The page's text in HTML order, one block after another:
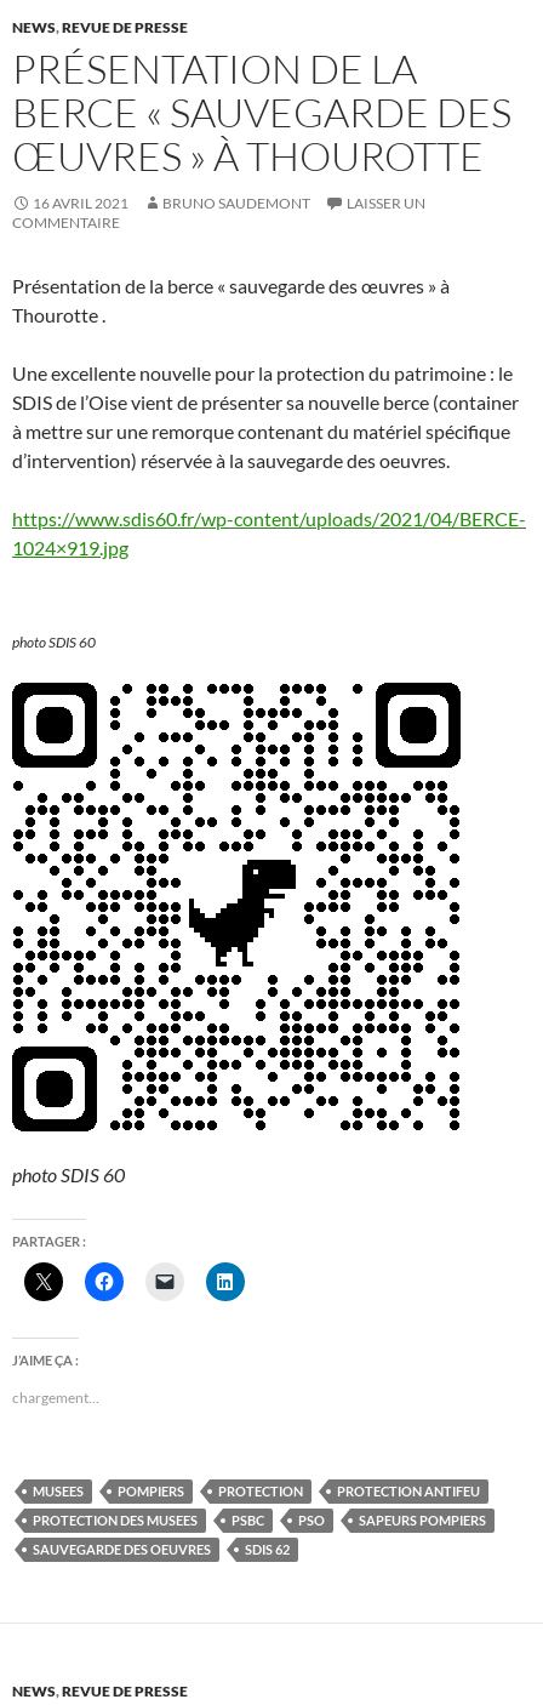
NEWS,REVUE DE PRESSE
PRÉSENTATION DE LA
BERCE « SAUVEGARDE DES
ŒUVRES » À THOUROTTE
16 AVRIL 2021 BRUNO SAUDEMONT
LAISSER UN
COMMENTAIRE
Présentation de la berce « sauvegarde des œuvres » à
Thourotte .
Une excellente nouvelle pour la protection du patrimoine : le
SDIS de l’Oise vient de présenter sa nouvelle berce (container
à mettre sur une remorque contenant du matériel spécifique
d’intervention) réservée à la sauvegarde des oeuvres.
https://www.sdis60.fr/wp-content/uploads/2021/04/BERCE-
1024×919.jpg
photo SDIS 60
photo SDIS 60
PARTAGER :
J’AIME ÇA :
chargement…
MUSEES POMPIERS PROTECTION
PROTECTION ANTIFEU
PROTECTION DES MUSEES
PSBC PSO
SAPEURS POMPIERS
SAUVEGARDE DES OEUVRES
SDIS 62
NEWS,REVUE DE PRESSE